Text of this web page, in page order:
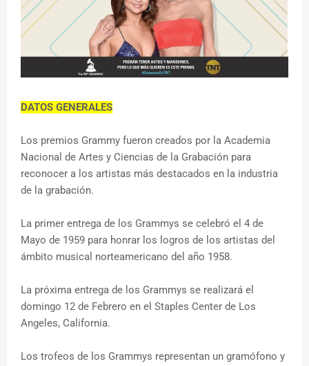
DATOS GENERALES
Los premios Grammy fueron creados por la Academia
Nacional de Artes y Ciencias de la Grabación para
reconocer a los artistas más destacados en la industria
de la grabación.
La primer entrega de los Grammys se celebró el 4 de
Mayo de 1959 para honrar los logros de los artistas del
ámbito musical norteamericano del año 1958.
La próxima entrega de los Grammys se realizará el
domingo 12 de Febrero en el Staples Center de Los
Angeles, California.
Los trofeos de los Grammys representan un gramófono y